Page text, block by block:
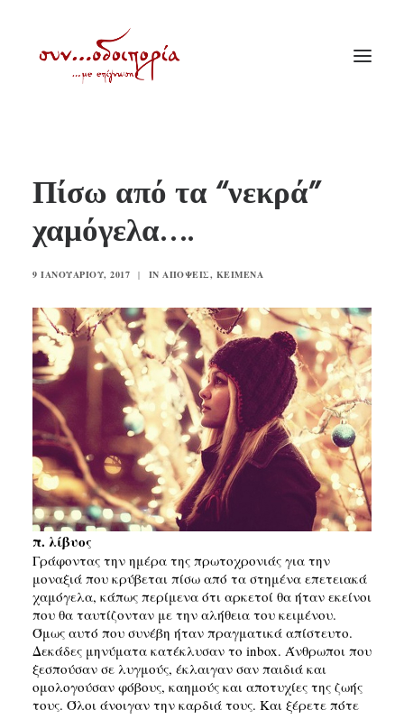
ΘΕΜΑΤΟΛΟΓΙΑ
ΑΝΑΚΟΙΝΩΣΕΙΣ
VIDEO
ΠΑΛΑΙΑ ΣΥΝΟΔΟΙΠΟΡΙΑ
ΕΠΙΚΟΙΝΩΝΙΑ
SEARCH
Πίσω από τα “νεκρά”
χαμόγελα….
9 ΙΑΝΟΥΑΡΊΟΥ, 2017 | IN ΑΠΌΨΕΙΣ, ΚΕΊΜΕΝΑ
π. λίβυος
Γράφοντας την ημέρα της πρωτοχρονιάς για την
μοναξιά που κρύβεται πίσω από τα στημένα επετειακά
χαμόγελα, κάπως περίμενα ότι αρκετοί θα ήταν εκείνοι
που θα ταυτίζονταν με την αλήθεια του κειμένου.
Όμως αυτό που συνέβη ήταν πραγματικά απίστευτο.
Δεκάδες μηνύματα κατέκλυσαν το inbox. Άνθρωποι που
ξεσπούσαν σε λυγμούς, έκλαιγαν σαν παιδιά και
ομολογούσαν φόβους, καημούς και αποτυχίες της ζωής
τους. Όλοι άνοιγαν την καρδιά τους. Και ξέρετε πότε